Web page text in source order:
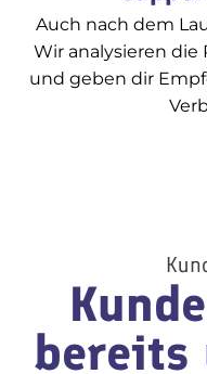
Auch nach dem
Wir analysieren die
und geben dir
bereits